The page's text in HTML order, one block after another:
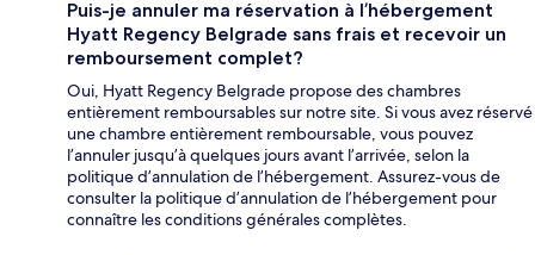
Puis-je annuler ma réservation à l’hébergement
Hyatt Regency Belgrade sans frais et recevoir un
remboursement complet?
Oui, Hyatt Regency Belgrade propose des chambres
entièrement remboursables sur notre site. Si vous avez réservé
une chambre entièrement remboursable, vous pouvez
l’annuler jusqu’à quelques jours avant l’arrivée, selon la
politique d’annulation de l’hébergement. Assurez-vous de
consulter la politique d’annulation de l’hébergement pour
connaître les conditions générales complètes.